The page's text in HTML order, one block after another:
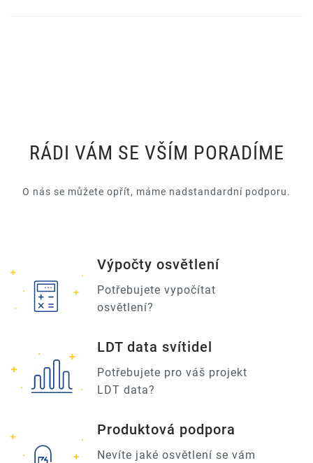
RÁDI VÁM SE VŠÍM PORADÍME
O nás se můžete opřít, máme nadstandardní podporu.
Výpočty osvětlení
Potřebujete vypočítat
osvětlení?
LDT data svítidel
Potřebujete pro váš projekt
LDT data?
Produktová podpora
Nevíte jaké osvětlení se vám